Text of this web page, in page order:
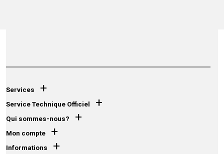
Services +
Service Technique Officiel +
Qui sommes-nous? +
Mon compte +
Informations +